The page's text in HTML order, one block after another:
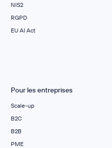
NIS2
RGPD
EU AI Act
Pour les entreprises
Scale-up
B2C
B2B
PME